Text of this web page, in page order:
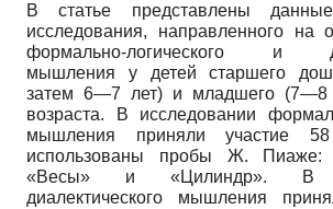
В статье представлены данные
исследования, направленного на
формально-логического и
мышления у детей старшего
затем 6—7 лет) и младшего (7—8
возраста. В исследовании
мышления приняли участие
использованы пробы Ж. Пиаже:
«Весы» и «Цилиндр». В
диалектического мышления